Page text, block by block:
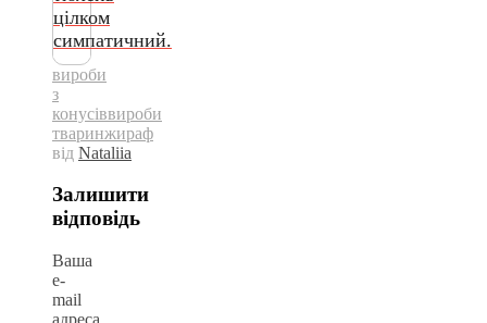
цілком
симпатичний.
вироби
з
конусіввироби
тваринжираф
від Nataliia
Залишити
відповідь
Ваша
e-
mail
адреса